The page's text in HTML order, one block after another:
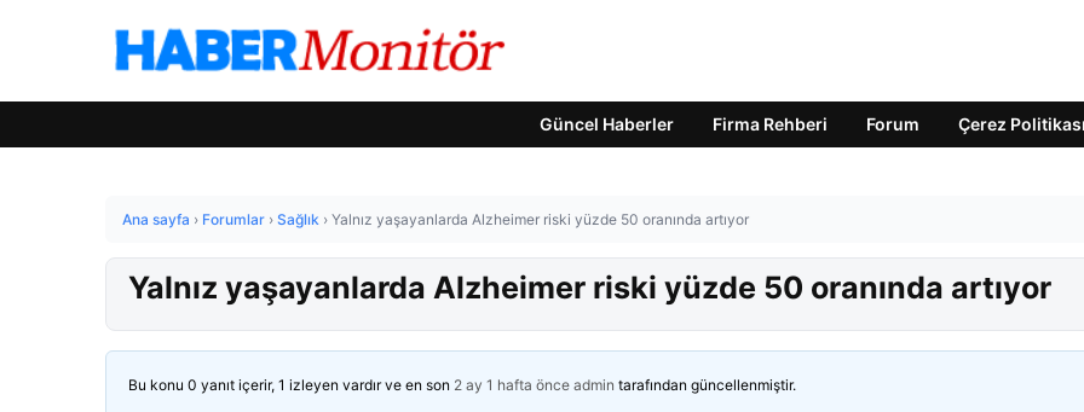
Güncel Haberler Firma Rehberi Forum Çerez Politikası
Ana sayfa › Forumlar › Sağlık › Yalnız yaşayanlarda Alzheimer riski yüzde 50 oranında artıyor
Yalnız yaşayanlarda Alzheimer riski yüzde 50 oranında artıyor
Bu konu 0 yanıt içerir, 1 izleyen vardır ve en son 2 ay 1 hafta önce admin tarafından güncellenmiştir.